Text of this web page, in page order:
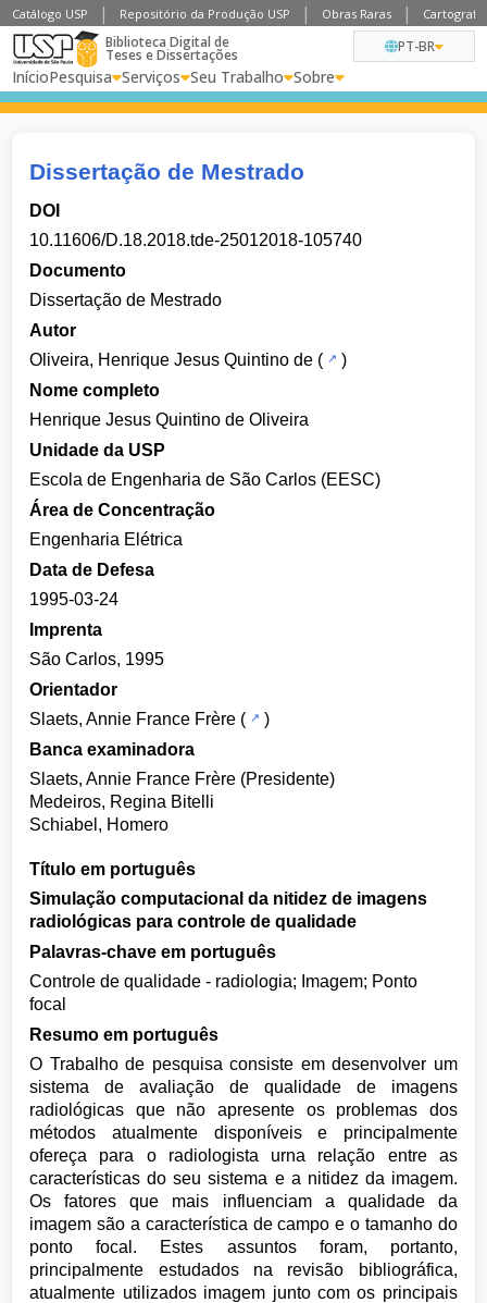
Catálogo USP Repositório da Produção USP Obras Raras
Biblioteca Digital de
Teses e Dissertações
InícioPesquisa Serviços Seu Trabalho Sobre
PT-BR
Dissertação de Mestrado
DOI
10.11606/D.18.2018.tde-25012018-105740
Documento
Dissertação de Mestrado
Autor
Oliveira, Henrique Jesus Quintino de (
)
Nome completo
Henrique Jesus Quintino de Oliveira
Unidade da USP
Escola de Engenharia de São Carlos (EESC)
Área de Concentração
Engenharia Elétrica
Data de Defesa
1995-03-24
Imprenta
São Carlos, 1995
Orientador
Slaets, Annie France Frère (
)
Banca examinadora
Slaets, Annie France Frère (Presidente)
Medeiros, Regina Bitelli
Schiabel, Homero
Título em português
Simulação computacional da nitidez de imagens
radiológicas para controle de qualidade
Palavras-chave em português
Controle de qualidade - radiologia; Imagem; Ponto
focal
Resumo em português
O Trabalho de pesquisa consiste em desenvolver um
sistema de avaliação de qualidade de imagens
radiológicas que não apresente os problemas dos
métodos atualmente disponíveis e principalmente
ofereça para o radiologista urna relação entre as
características do seu sistema e a nitidez da imagem.
Os fatores que mais influenciam a qualidade da
imagem são a característica de campo e o tamanho do
ponto focal. Estes assuntos foram, portanto,
principalmente estudados na revisão bibliográfica,
atualmente utilizados imagem junto com os principais